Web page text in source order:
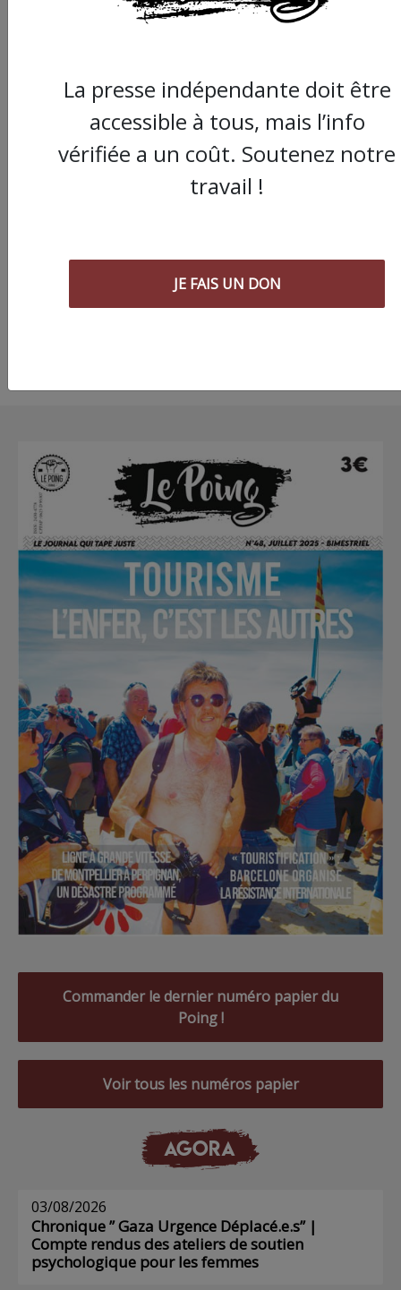
"J'aimerai me laver
de retourner à
soutenir des familles
rue
Commander le dernier numéro papier du
Poing !
Voir tous les numéros papier
AGORA
03/08/2026
Chronique ” Gaza Urgence Déplacé.e.s” |
Compte rendus des ateliers de soutien
psychologique pour les femmes
La presse indépendante doit être
accessible à tous, mais l’info
vérifiée a un coût. Soutenez notre
travail !
JE FAIS UN DON